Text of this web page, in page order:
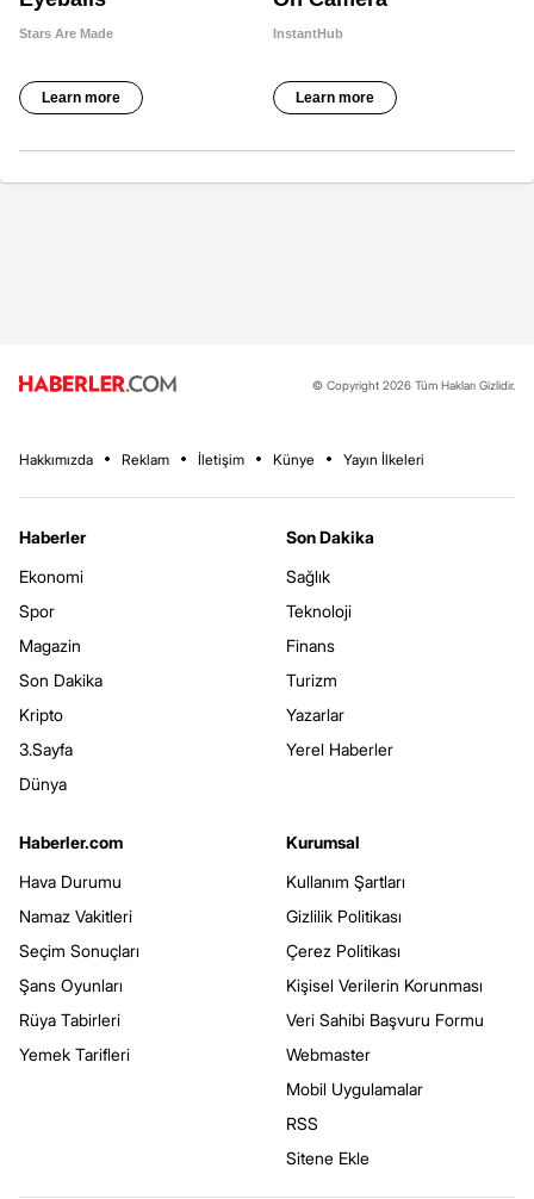
© Copyright 2026 Tüm Hakları Gizlidir.
Hakkımızda Reklam İletişim Künye Yayın İlkeleri
Haberler
Ekonomi
Spor
Magazin
Son Dakika
Kripto
3.Sayfa
Dünya
Son Dakika
Sağlık
Teknoloji
Finans
Turizm
Yazarlar
Yerel Haberler
Haberler.com
Hava Durumu
Namaz Vakitleri
Seçim Sonuçları
Şans Oyunları
Rüya Tabirleri
Yemek Tarifleri
Kurumsal
Kullanım Şartları
Gizlilik Politikası
Çerez Politikası
Kişisel Verilerin Korunması
Veri Sahibi Başvuru Formu
Webmaster
Mobil Uygulamalar
RSS
Sitene Ekle